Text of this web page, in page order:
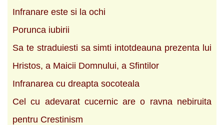
Infranare este si la ochi
Porunca iubirii
Sa te straduiesti sa simti intotdeauna prezenta lui
Hristos, a Maicii Domnului, a Sfintilor
Infranarea cu dreapta socoteala
Cel cu adevarat cucernic are o ravna nebiruita
pentru Crestinism